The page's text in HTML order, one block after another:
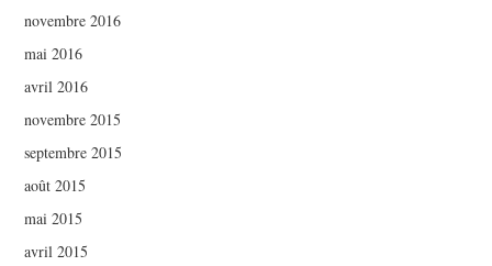
novembre 2016
mai 2016
avril 2016
novembre 2015
septembre 2015
août 2015
mai 2015
avril 2015